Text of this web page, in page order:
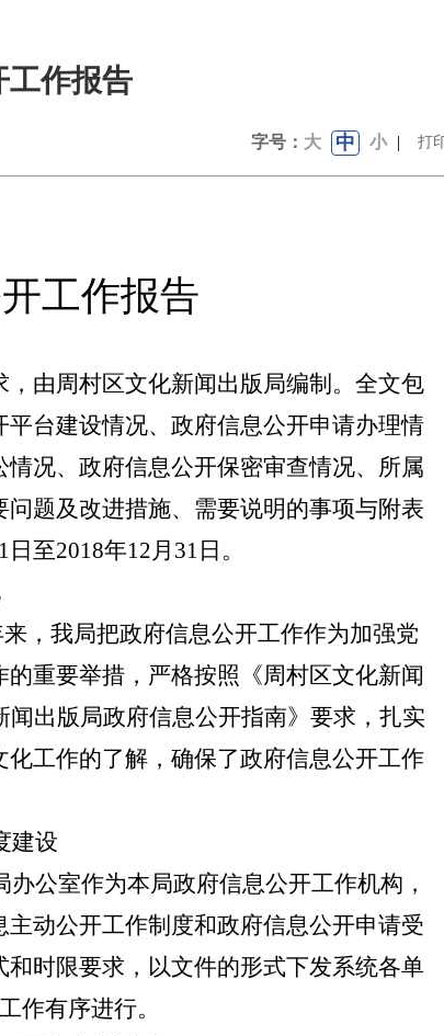
工作报告
字号： 大 中 小 | 打
工作报告
由周村区文化新闻出版局编制。全文包
台建设情况、政府信息公开申请办理情
况、政府信息公开保密审查情况、所属
题及改进措施、需要说明的事项与附表
日至2018年12月31日。
，我局把政府信息公开工作作为加强党
重要举措，严格按照《周村区文化新闻
出版局政府信息公开指南》要求，扎实
工作的了解，确保了政府信息公开工作
建设
公室作为本局政府信息公开工作机构，
动公开工作制度和政府信息公开申请受
时限要求，以文件的形式下发系统各单
作有序进行。